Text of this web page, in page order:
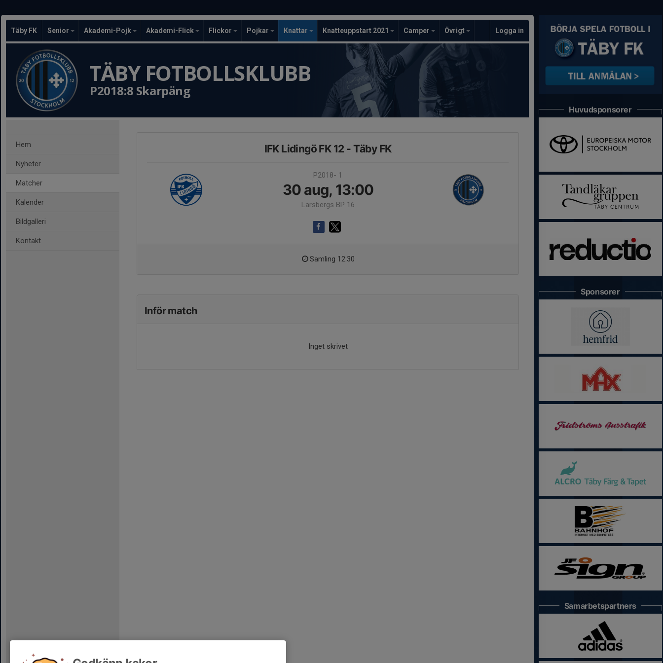
Täby FK Senior Akademi-Pojk Akademi-Flick Flickor Pojkar Knattar Knatteuppstart 2021 Camper Övrigt Logga in
TÄBY FOTBOLLSKLUBB
P2018:8 Skarpäng
Hem
Nyheter
Matcher
Kalender
Bildgalleri
Kontakt
IFK Lidingö FK 12 - Täby FK
P2018- 1
30 aug, 13:00
Larsbergs BP 16
Samling 12:30
Inför match
Inget skrivet
Huvudsponsorer
Sponsorer
Samarbetspartners